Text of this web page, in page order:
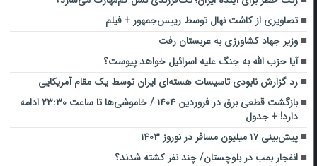
تصاویری از کاشت نهال توسط رییس‌جمهور + فیلم
وزیر جهاد کشاورزی به عربستان رفت
آیا حزب الله به جنگ علیه اسرائیل خواهد پیوست؟
رد گزارش نابودی تاسیسات هسته‌ای ایران توسط یک مقام آمریکایی
بازگشت قطعی برق در فروردین ۱۴۰۴ / خاموشی‌ها تا ساعت ۲۳:۳۰ ادامه
دارد! + جدول
پیش‌بینی ۱۷ میلیون‌ مسافر در نوروز ۱۴۰۳
انفجار بمب در بلوچستان/ چند نفر کشته شدند؟